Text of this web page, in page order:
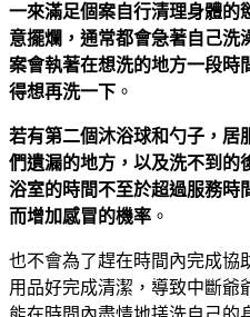
一來滿足個案自行清理身體的
意擺爛，通常都會急著自己洗
案會執著在想洗的地方一段時
得想再洗一下 。
若有第二個沐浴球和勺子，居
們遺漏的地方，以及洗不到的
浴室的時間不至於超過服務時
而增加感冒的機率 。
也不會為了趕在時間內完成協
用品好完成清潔，導致中斷爺